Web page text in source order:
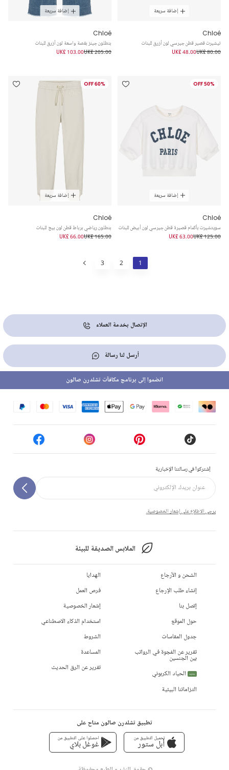
إضافة سريعة
Chloé
تيشيرت قصير قطن جيرسي لون أزرق للبنات
UK£ 80.00
UK£ 48.00
إضافة سريعة
Chloé
بنطلون جينز بقصة واسعة لون أزرق للبنات
UK£ 205.00
UK£ 103.00
50% OFF
إضافة سريعة
Chloé
سويتشيرت بأكمام قصيرة قطن جيرسي لون أبيض للبنات
UK£ 125.00
UK£ 63.00
60% OFF
إضافة سريعة
Chloé
بنطلون رياضي برباط قطن لون بيج للبنات
UK£ 165.00
UK£ 66.00
1
2
3
الإتصال بخدمة العملاء
أرسل لنا رسالة
إشتركوا في رسالتنا الإخبارية
يرجى الاطلاع على إشعار الخصوصية.
الملابس الصديقة للبيئة
انضموا إلى برنامج مكافآت تشلدرن صالون
الشحن و الأرجاع
إنشاء طلب الإرجاع
إتصل بنا
حول الموقع
جدول المقاسات
تقرير عن الفجوة في الرواتب
بين الجنسين
جديد
الحياد الكربوني
التزاماتنا البيئية
الهدايا
فرص العمل
إشعار الخصوصية
استخدام الذكاء الاصطناعي
الشروط
المساعدة
تقرير عن الرق الحديث
تطبيق تشلدرن صالون متاح على
تحميل التطبيق من
أبل ستور
احصلوا على التطبيق من
غوغل بلاي